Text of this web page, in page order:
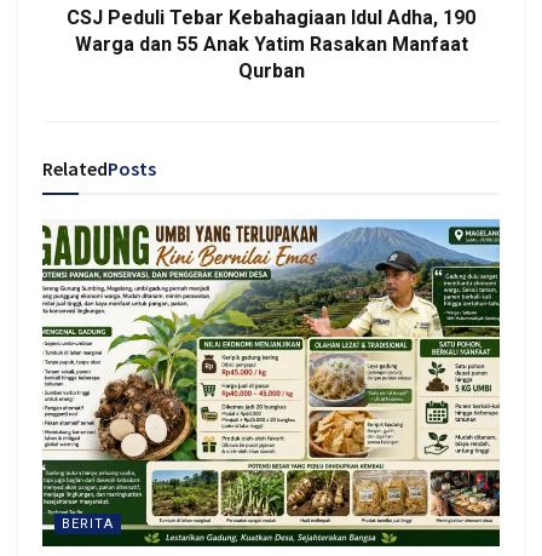
CSJ Peduli Tebar Kebahagiaan Idul Adha, 190
Warga dan 55 Anak Yatim Rasakan Manfaat
Qurban
RelatedPosts
BERITA